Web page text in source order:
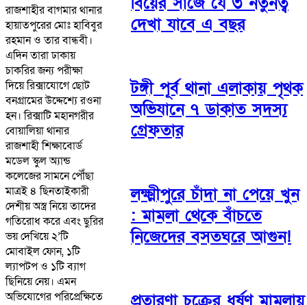
রাজশাহীর বাগমার থানার
হায়াতপুরের মোঃ হাবিবুর
রহমান ও তার বান্ধবী।
এদিন তারা ঢাকায়
চাকরির জন্য পরীক্ষা
দিয়ে রিক্সাযোগে ছোট
বনগ্রামের উদ্দেশ্যে রওনা
হন। রিক্সাটি মহানগরীর
বোয়ালিয়া থানার
রাজশাহী শিক্ষাবোর্ড
মডেল স্কুল অ্যান্ড
কলেজের সামনে পৌঁছা
মাত্রই ৪ ছিনতাইকারী
দেশীয় অস্ত্র নিয়ে তাদের
গতিরোধ করে এবং ছুরির
ভয় দেখিয়ে ২’টি
মোবাইল ফোন, ১টি
ল্যাপটপ ও ১টি ব্যাগ
ছিনিয়ে নেয়। এমন
অভিযোগের পরিপ্রেক্ষিতে
দেখা যাবে এ বছর
টঙ্গী পূর্ব থানা এলাকায় পৃথক
অভিযানে ৭ ডাকাত সদস্য
গ্রেফতার
লক্ষ্মীপুরে চাঁদা না পেয়ে খুন
: মামলা থেকে বাঁচতে
নিজেদের বসতঘরে আগুন!
প্রতারণা চক্রের ধর্ষণ মামলায়